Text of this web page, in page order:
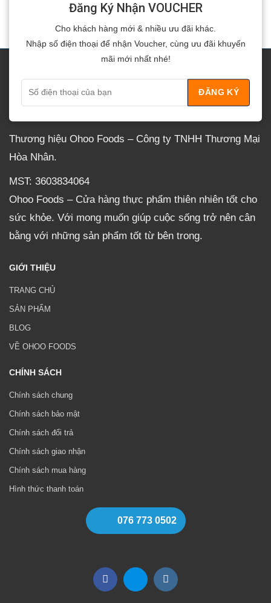
Đăng Ký Nhận VOUCHER
Cho khách hàng mới & nhiều ưu đãi khác.
Nhập số điện thoại để nhận Voucher, cùng ưu đãi khuyến
mãi mới nhất nhé!
VỀ OHOO
Thương hiệu Ohoo Foods – Công ty TNHH Thương Mại
Hòa Nhân.
MST: 3603834064
Ohoo Foods – Cửa hàng thực phẩm thiên nhiên tốt cho
sức khỏe. Với mong muốn giúp cuộc sống trở nên cân
bằng với những sản phẩm tốt từ bên trong.
GIỚI THIỆU
TRANG CHỦ
SẢN PHẨM
BLOG
VỀ OHOO FOODS
CHÍNH SÁCH
Chính sách chung
Chính sách bảo mật
Chính sách đổi trả
Chính sách giao nhận
Chính sách mua hàng
Hình thức thanh toán
076 773 0502